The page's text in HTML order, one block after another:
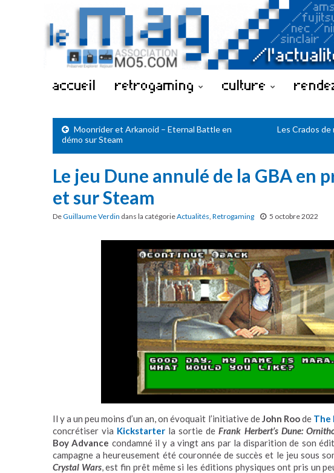
accueil retrogaming culture
Moonrider et Arkanoid – Eternal Battle en
démo sur Steam
Les Crados de
Le jeu Dune annulé de la GBA en
et sur Steam
DeGuillaume Verdin dans la catégorieActualités, Retrogaming 5 octobre 2022
Il y a un peu moins d’un an, on évoquait l’initiative deJohn Roode The
concrétiser via Kickstarter la sortie deFrank Herbert’s Dune:
Boy Advance condamné il y a vingt ans par la disparition de son
campagne a heureusement été couronnée de succès et le jeu sous
Crystal Wars, est fin prêt même si les éditions physiques ont pris un